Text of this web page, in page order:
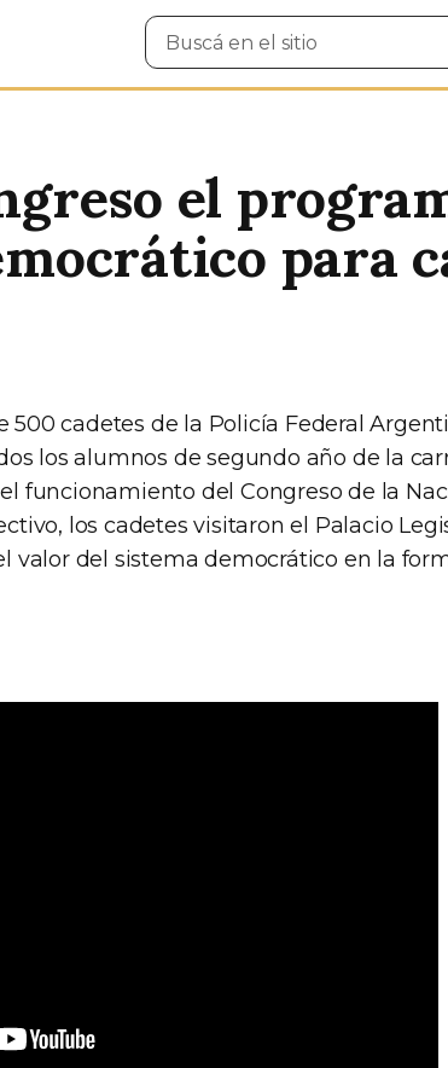
Buscar
en
el
para
500 cadetes de la Policía Federal
los alumnos de segundo año de la
funcionamiento del Congreso de la
los cadetes visitaron el Palacio
valor del sistema democrático en la